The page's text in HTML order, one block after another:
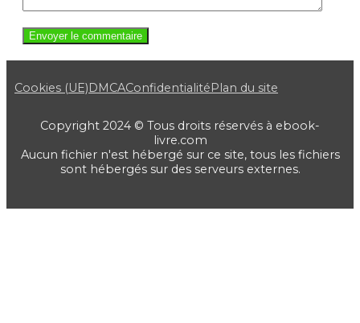
Cookies (UE)DMCAConfidentialitéPlan du site
Copyright 2024 © Tous droits réservés à ebook-
livre.com
Aucun fichier n'est hébergé sur ce site, tous les fichiers
sont hébergés sur des serveurs externes.